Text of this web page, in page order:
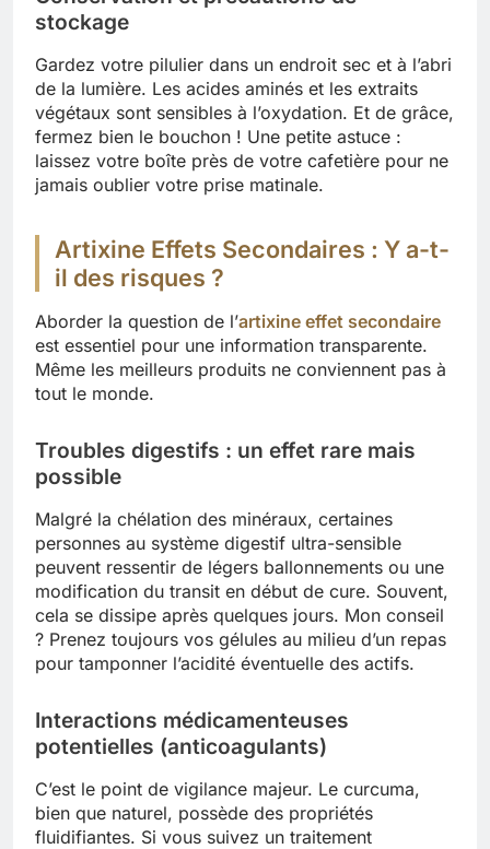
stockage
Gardez votre pilulier dans un endroit sec et à l’abri
de la lumière. Les acides aminés et les extraits
végétaux sont sensibles à l’oxydation. Et de grâce,
fermez bien le bouchon ! Une petite astuce :
laissez votre boîte près de votre cafetière pour ne
jamais oublier votre prise matinale.
Artixine Effets Secondaires : Y a-t-
il des risques ?
Aborder la question de l’artixine effet secondaire
est essentiel pour une information transparente.
Même les meilleurs produits ne conviennent pas à
tout le monde.
Troubles digestifs : un effet rare mais
possible
Malgré la chélation des minéraux, certaines
personnes au système digestif ultra-sensible
peuvent ressentir de légers ballonnements ou une
modification du transit en début de cure. Souvent,
cela se dissipe après quelques jours. Mon conseil
? Prenez toujours vos gélules au milieu d’un repas
pour tamponner l’acidité éventuelle des actifs.
Interactions médicamenteuses
potentielles (anticoagulants)
C’est le point de vigilance majeur. Le curcuma,
bien que naturel, possède des propriétés
fluidifiantes. Si vous suivez un traitement